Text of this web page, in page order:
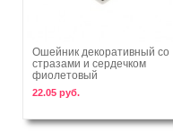
В корзину
Ошейник декоративный со
стразами и сердечком
фиолетовый
22.05 руб.